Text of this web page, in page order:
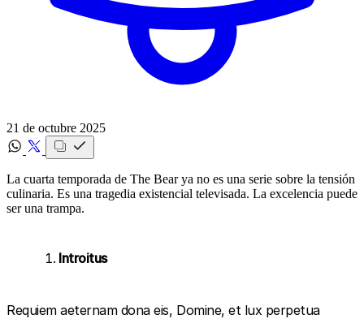
21 de octubre 2025
La cuarta temporada de The Bear ya no es una serie sobre la tensión
culinaria. Es una tragedia existencial televisada. La excelencia puede
ser una trampa.
Introitus
Requiem aeternam dona eis, Domine, et lux perpetua